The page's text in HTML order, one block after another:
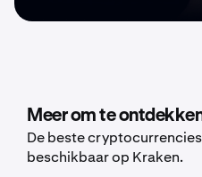
Meer om te
De beste
beschikbaar op Kraken.